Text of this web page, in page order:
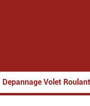
Depannage Volet